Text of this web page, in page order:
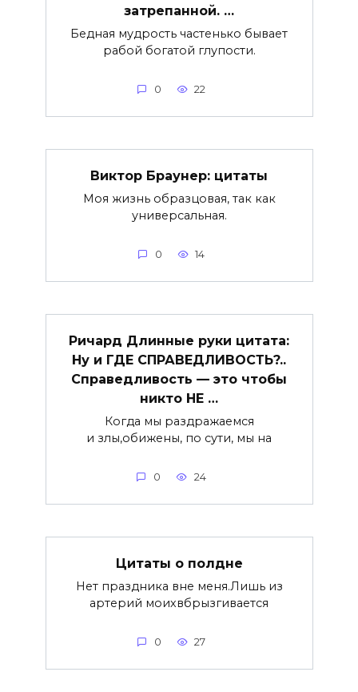
затрепанной. …
Бедная мудрость частенько бывает
рабой богатой глупости.
0 22
Виктор Браунер: цитаты
Моя жизнь образцовая, так как
универсальная.
0 14
Ричард Длинные руки цитата:
Ну и ГДЕ СПРАВЕДЛИВОСТЬ?..
Справедливость — это чтобы
никто НЕ …
Когда мы раздражаемся
и злы,обижены, по сути, мы на
0 24
Цитаты о полдне
Нет праздника вне меня.Лишь из
артерий моихвбрызгивается
0 27